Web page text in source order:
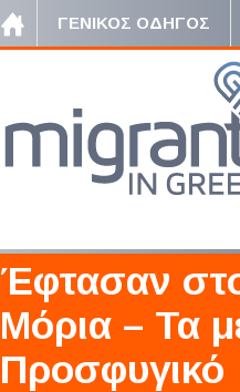
ΓΕΝΙΚΟΣ ΟΔΗΓΟΣ
Έφτασαν
Μόρια – Τα
Προσφυγικό